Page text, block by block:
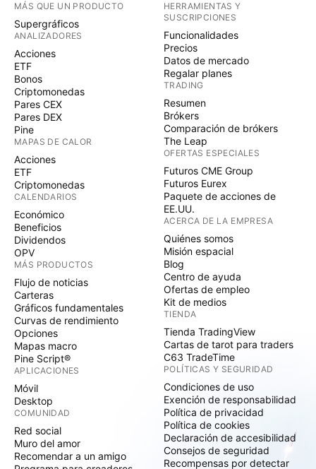
MÁS QUE UN PRODUCTO
Supergráficos
ANALIZADORES
Acciones
ETF
Bonos
Criptomonedas
Pares CEX
Pares DEX
Pine
MAPAS DE CALOR
Acciones
ETF
Criptomonedas
CALENDARIOS
Económico
Beneficios
Dividendos
OPV
MÁS PRODUCTOS
Flujo de noticias
Carteras
Gráficos fundamentales
Curvas de rendimiento
Opciones
Mapas macro
Pine Script®
APLICACIONES
Móvil
Desktop
COMUNIDAD
Red social
Muro del amor
Recomendar a un amigo
HERRAMIENTAS Y
SUSCRIPCIONES
Funcionalidades
Precios
Datos de mercado
Regalar planes
TRADING
Resumen
Brókers
Comparación de brókers
The Leap
OFERTAS ESPECIALES
Futuros CME Group
Futuros Eurex
Paquete de acciones de
EE.UU.
ACERCA DE LA EMPRESA
Quiénes somos
Misión espacial
Blog
Centro de ayuda
Ofertas de empleo
Kit de medios
TIENDA
Tienda TradingView
Cartas de tarot para traders
C63 TradeTime
POLÍTICAS Y SEGURIDAD
Condiciones de uso
Exención de responsabilidad
Política de privacidad
Política de cookies
Declaración de accesibilidad
Consejos de seguridad
Recompensas por detectar